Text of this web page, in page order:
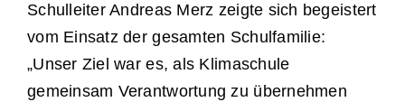
Schulleiter Andreas Merz zeigte sich begeistert
vom Einsatz der gesamten Schulfamilie:
„Unser Ziel war es, als Klimaschule
gemeinsam Verantwortung zu übernehmen